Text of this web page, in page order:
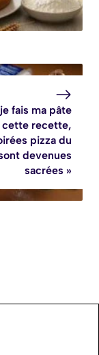
fais ma pâte
cette recette,
pizza du
devenues
sacrées »